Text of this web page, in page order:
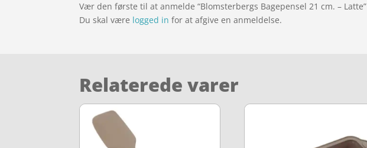
Vær den første til at anmelde “Blomsterbergs Bagepensel 21 cm. – Latte”
Du skal være logged in for at afgive en anmeldelse.
Relaterede varer